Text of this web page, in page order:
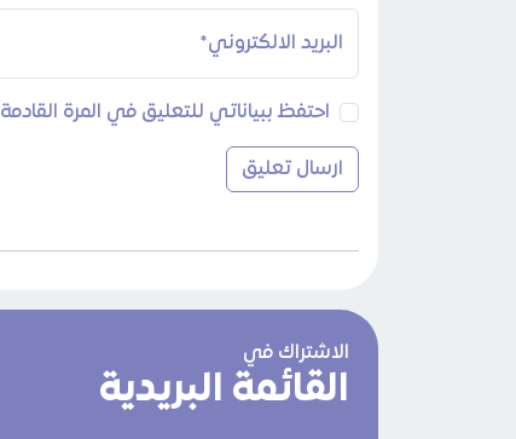
البريد الالكتروني*
احتفظ ببياناتي للتعليق في المرة القادمة
الاشتراك في
القائمة البريدية